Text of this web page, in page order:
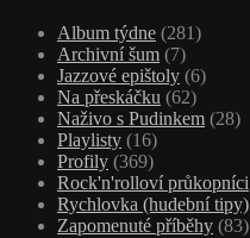
Album týdne (281)
Archivní šum (7)
Jazzové epištoly (6)
Na přeskáčku (62)
Naživo s Pudinkem (28)
Playlisty (16)
Profily (369)
Rock'n'rolloví průkopníci
Rychlovka (hudební tipy)
Zapomenuté příběhy (83)